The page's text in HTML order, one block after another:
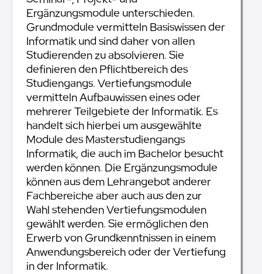
Ergänzungsmodule unterschieden.
Grundmodule vermitteln Basiswissen der
Informatik und sind daher von allen
Studierenden zu absolvieren. Sie
definieren den Pflichtbereich des
Studiengangs. Vertiefungsmodule
vermitteln Aufbauwissen eines oder
mehrerer Teilgebiete der Informatik. Es
handelt sich hierbei um ausgewählte
Module des Masterstudiengangs
Informatik, die auch im Bachelor besucht
werden können. Die Ergänzungsmodule
können aus dem Lehrangebot anderer
Fachbereiche aber auch aus den zur
Wahl stehenden Vertiefungsmodulen
gewählt werden. Sie ermöglichen den
Erwerb von Grundkenntnissen in einem
Anwendungsbereich oder der Vertiefung
in der Informatik.